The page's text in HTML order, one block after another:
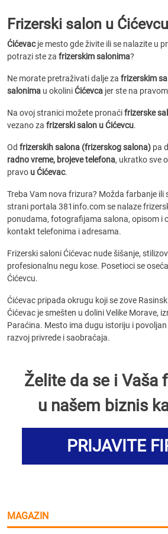
Frizerski salon u Ćićevcu
Ćićevacje mesto gde živite ili se nalazite u
potrazi ste za frizerskim salonima?
Ne morate pretraživati dalje za frizerskim
salonima u okoliniĆićevca jer ste na
Na ovoj stranici možete pronaćifrizerske
vezano za frizerski salon u Ćićevcu.
Od frizerskih salona (frizerskog salona) pa
radno vreme, brojeve telefona, ukratko sve o
pravo u Ćićevac.
Treba Vam nova frizura? Možda farbanje ili
strani portala 381info.com se nalaze
ponudama, fotografijama salona, opisom i
kontakt telefonima i adresama.
Frizerski saloni Ćićevac nude šišanje,
profesionalnu negu kose. Posetioci se
Ćićevcu.
Ćićevac pripada okrugu koji se zove
Ćićevac je smešten u dolini Velike Morave,
Paraćina. Mesto ima dugu istoriju i
razvoj privrede i saobraćaja.
Želite da se i Vaša
u našem biznis
PRIJAVITE
MAGAZIN